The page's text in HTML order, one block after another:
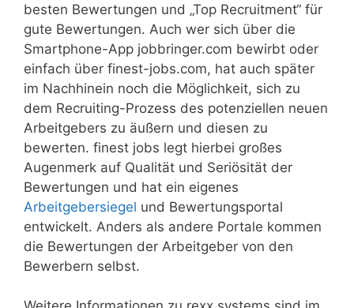
besten Bewertungen und „Top Recruitment“ für
gute Bewertungen. Auch wer sich über die
Smartphone-App jobbringer.com bewirbt oder
einfach über finest-jobs.com, hat auch später
im Nachhinein noch die Möglichkeit, sich zu
dem Recruiting-Prozess des potenziellen neuen
Arbeitgebers zu äußern und diesen zu
bewerten. finest jobs legt hierbei großes
Augenmerk auf Qualität und Seriösität der
Bewertungen und hat ein eigenes
Arbeitgebersiegel und Bewertungsportal
entwickelt. Anders als andere Portale kommen
die Bewertungen der Arbeitgeber von den
Bewerbern selbst.